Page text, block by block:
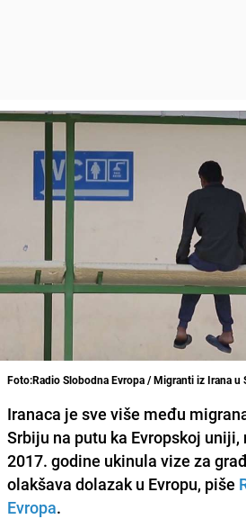
Foto:Radio Slobodna Evropa / Migranti iz Irana u
Iranaca je sve više među
Srbiju na putu ka Evropskoj
2017. godine ukinula vize za
olakšava dolazak u Evropu, piše
Evropa.